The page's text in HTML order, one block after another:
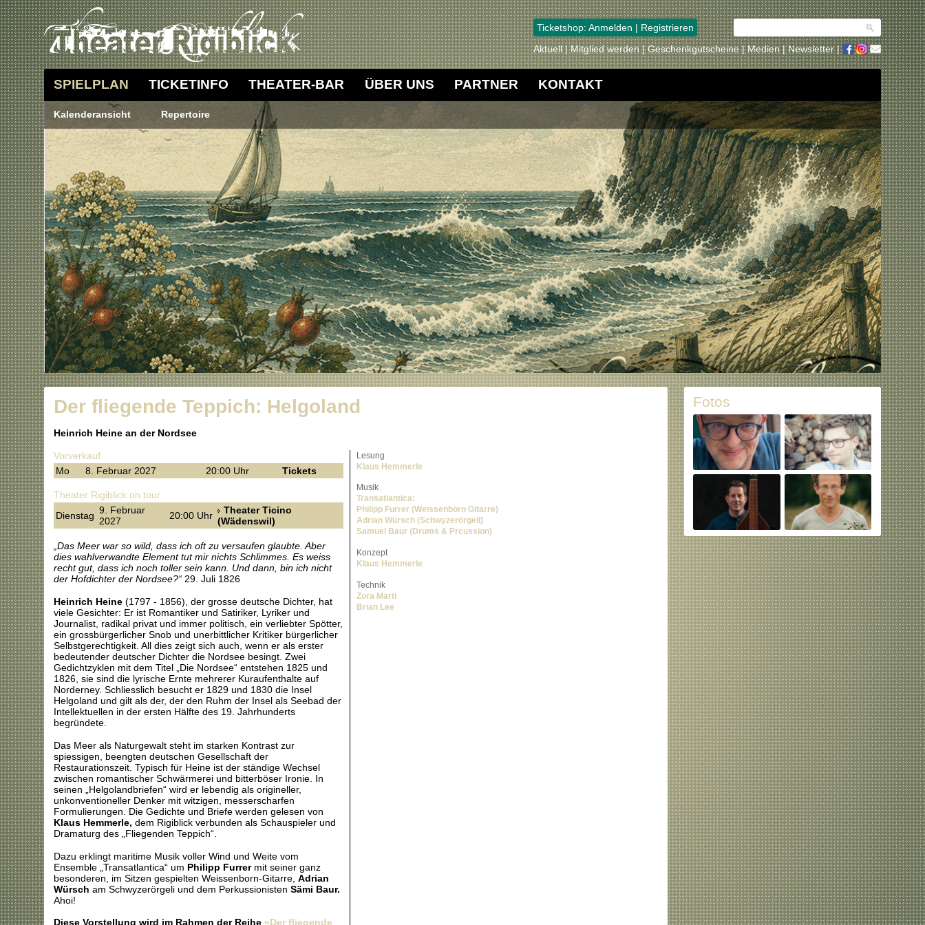
Ticketshop: Anmelden | Registrieren
Aktuell
Mitglied werden Geschenkgutscheine Medien Newsletter
SPIELPLAN TICKETINFO THEATER-BAR ÜBER UNS PARTNER KONTAKT
Kalenderansicht Repertoire
Der fliegende Teppich: Helgoland
Heinrich Heine an der Nordsee
Vorverkauf
Mo
8. Februar 2027 20:00 Uhr Tickets
Theater Rigiblick on tour
Dienstag 9. Februar
2027
20:00 Uhr
Theater Ticino
(Wädenswil)
„Das Meer war so wild, dass ich oft zu versaufen glaubte. Aber
dies wahlverwandte Element tut mir nichts Schlimmes. Es weiss
recht gut, dass ich noch toller sein kann. Und dann, bin ich nicht
der Hofdichter der Nordsee?“29. Juli 1826
Heinrich Heine(1797 - 1856), der grosse deutsche Dichter, hat
viele Gesichter: Er ist Romantiker und Satiriker, Lyriker und
Journalist, radikal privat und immer politisch, ein verliebter Spötter,
ein grossbürgerlicher Snob und unerbittlicher Kritiker bürgerlicher
Selbstgerechtigkeit. All dies zeigt sich auch, wenn er als erster
bedeutender deutscher Dichter die Nordsee besingt. Zwei
Gedichtzyklen mit dem Titel „Die Nordsee“ entstehen 1825 und
1826, sie sind die lyrische Ernte mehrerer Kuraufenthalte auf
Norderney. Schliesslich besucht er 1829 und 1830 die Insel
Helgoland und gilt als der, der den Ruhm der Insel als Seebad der
Intellektuellen in der ersten Hälfte des 19. Jahrhunderts
begründete.
Das Meer als Naturgewalt steht im starken Kontrast zur
spiessigen, beengten deutschen Gesellschaft der
Restaurationszeit. Typisch für Heine ist der ständige Wechsel
zwischen romantischer Schwärmerei und bitterböser Ironie. In
seinen „Helgolandbriefen“ wird er lebendig als origineller,
unkonventioneller Denker mit witzigen, messerscharfen
Formulierungen. Die Gedichte und Briefe werden gelesen von
Klaus Hemmerle, dem Rigiblick verbunden als Schauspieler und
Dramaturg des „Fliegenden Teppich“.
Dazu erklingt maritime Musik voller Wind und Weite vom
Ensemble „Transatlantica“ um Philipp Furrermit seiner ganz
besonderen, im Sitzen gespielten Weissenborn-Gitarre, Adrian
Würsch am Schwyzerörgeli und dem Perkussionisten Sämi Baur.
Ahoi!
Diese Vorstellung wird im Rahmen der Reihe «Der fliegende
Lesung
Klaus Hemmerle
Musik
Transatlantica:
Philipp Furrer (Weissenborn Gitarre)
Adrian Würsch (Schwyzerörgeli)
Samuel Baur (Drums & Prcussion)
Konzept
Klaus Hemmerle
Technik
Zora Marti
Brian Lee
Fotos